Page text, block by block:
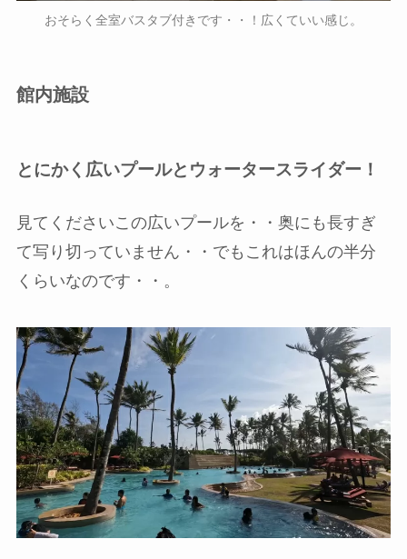
おそらく全室バスタブ付きです・・！広くていい感じ。
館内施設
とにかく広いプールとウォータースライダー！
見てくださいこの広いプールを・・奥にも長すぎ
て写り切っていません・・でもこれはほんの半分
くらいなのです・・。